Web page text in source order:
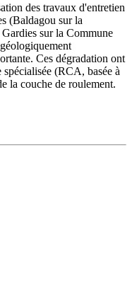
des travaux d'entretien
(Baldagou sur la
sur la Commune
Ces dégradation ont
spécialisée (RCA, basée à
la couche de roulement.